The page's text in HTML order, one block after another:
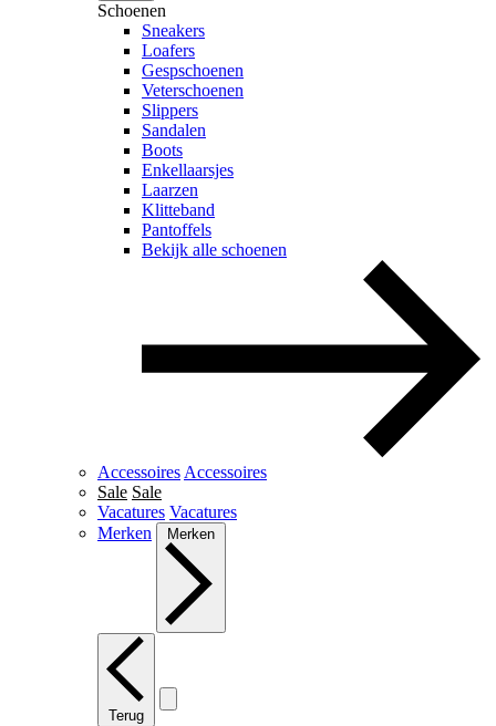
Schoenen
Sneakers
Loafers
Gespschoenen
Veterschoenen
Slippers
Sandalen
Boots
Enkellaarsjes
Laarzen
Klitteband
Pantoffels
Bekijk alle schoenen
Accessoires Accessoires
Sale Sale
Vacatures Vacatures
Merken
Merken
Terug